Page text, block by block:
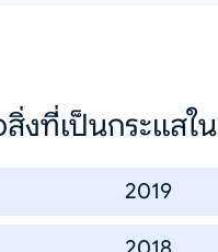
สิ่งที่เป็นกระแสใน
2019